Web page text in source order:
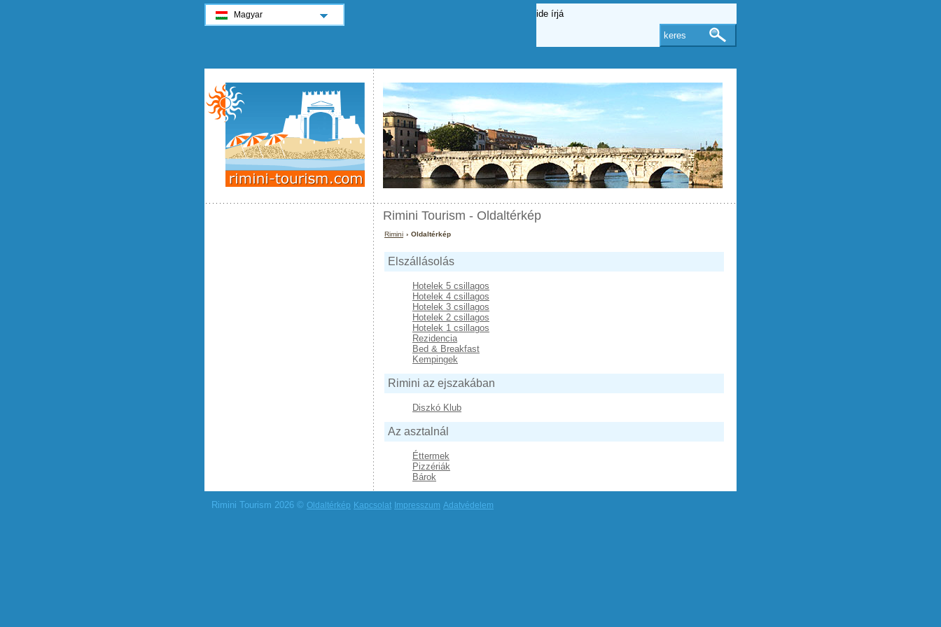
Rimini Tourism - Oldaltérkép
Rimini › Oldaltérkép
Elszállásolás
Hotelek 5 csillagos
Hotelek 4 csillagos
Hotelek 3 csillagos
Hotelek 2 csillagos
Hotelek 1 csillagos
Rezidencia
Bed & Breakfast
Kempingek
Rimini az ejszakában
Diszkó Klub
Az asztalnál
Éttermek
Pizzériák
Bárok
Rimini Tourism 2026 © Oldaltérkép Kapcsolat Impresszum Adatvédelem
Magyar
keres